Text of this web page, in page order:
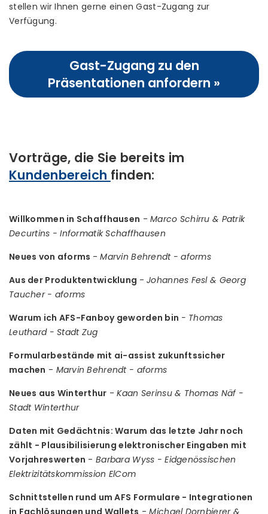
stellen wir Ihnen gerne einen Gast-Zugang zur
Verfügung.
Gast-Zugang zu den
Präsentationen anfordern »
Vorträge, die Sie bereits im
Kundenbereich finden:
Willkommen in Schaffhausen -Marco Schirru & Patrik
Decurtins - Informatik Schaffhausen
Neues von aforms -Marvin Behrendt - aforms
Aus der Produktentwicklung -Johannes Fesl & Georg
Taucher - aforms
Warum ich AFS-Fanboy geworden bin - Thomas
Leuthard - Stadt Zug
Formularbestände mit ai-assist zukunftssicher
machen - Marvin Behrendt - aforms
Neues aus Winterthur -Kaan Serinsu & Thomas Näf -
Stadt Winterthur
Daten mit Gedächtnis: Warum das letzte Jahr noch
zählt - Plausibilisierung elektronischer Eingaben mit
Vorjahreswerten -Barbara Wyss - Eidgenössischen
Elektrizitätskommission ElCom
Schnittstellen rund um AFS Formulare - Integrationen
in Fachlösungen und Wallets -Michael Dornbierer &